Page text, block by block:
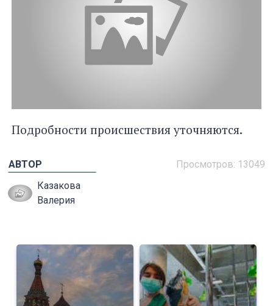
Подробности происшествия уточняются.
Просмотров: 13049
АВТОР
Казакова
Валерия